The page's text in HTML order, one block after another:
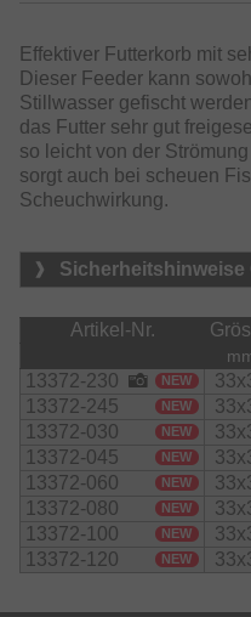
Effektiver Futterkorb mit
Dieser Feeder kann
Stillwasser gefischt
das Futter sehr gut
so leicht von der
sorgt auch bei scheuen
Scheuchwirkung.
Sicherheitshinweise
Artikel-Nr.
13372-230 NEW
13372-245
NEW
13372-030
NEW
13372-045
NEW
13372-060
NEW
13372-080
NEW
13372-100
NEW
13372-120
NEW